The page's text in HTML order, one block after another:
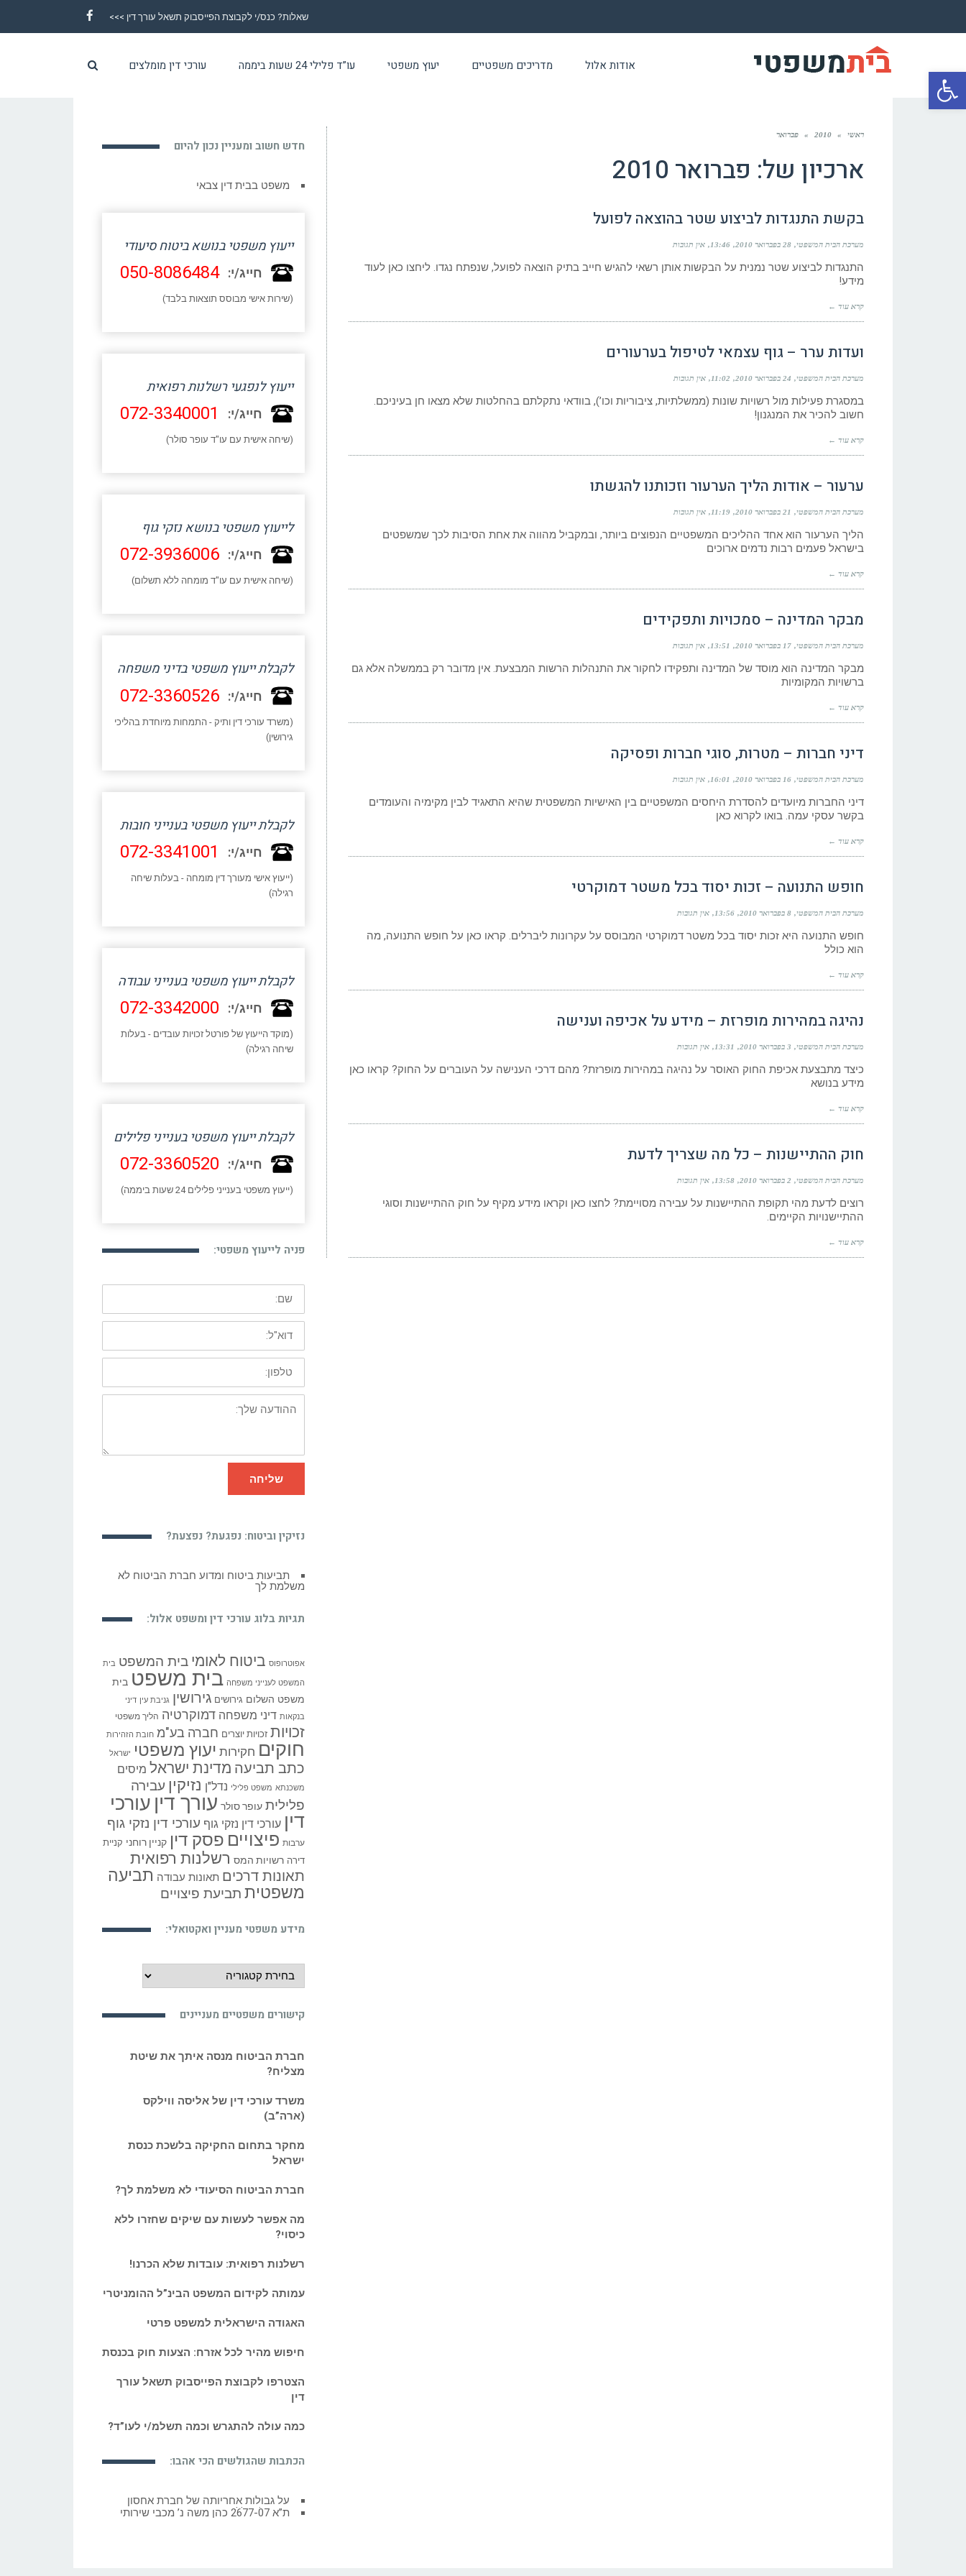
פתח סרגל נגישות
שאלות? כנס/י לקבוצת הפייסבוק תשאל עורך דין >>>
Facebook
אודות אלול מדריכים משפטיים יעוץ משפטי עו”ד פלילי 24 שעות ביממה עורכי דין מומלצים
ראשי »
2010
» פברואר
ארכיון של: פברואר 2010
בקשת התנגדות לביצוע שטר בהוצאה לפועל
מערכת הבית המשפטי 28 בפברואר 2010 13:46 אין תגובות
התנגדות לביצוע שטר נמנית על הבקשות אותן רשאי להגיש חייב בתיק הוצאה לפועל, שנפתח נגדו. ליחצו כאן לעוד
מידע!
קרא עוד ←
ועדות ערר – גוף עצמאי לטיפול בערעורים
מערכת הבית המשפטי 24 בפברואר 2010 11:02 אין תגובות
במסגרת פעילות מול רשויות שונות (ממשלתיות, ציבוריות וכו’), בוודאי נתקלתם בהחלטות שלא מצאו חן בעיניכם.
חשוב להכיר את המנגנון!
קרא עוד ←
ערעור – אודות הליך הערעור וזכותנו להגשתו
מערכת הבית המשפטי 21 בפברואר 2010 11:19 אין תגובות
הליך הערעור הוא אחד ההליכים המשפטיים הנפוצים ביותר, ובמקביל מהווה את אחת הסיבות לכך שמשפטים
בישראל פעמים רבות נדמים ארוכים
קרא עוד ←
מבקר המדינה – סמכויות ותפקידים
מערכת הבית המשפטי 17 בפברואר 2010 13:51 אין תגובות
מבקר המדינה הוא מוסד של המדינה ותפקידו לחקור את התנהלות הרשות המבצעת. אין מדובר רק בממשלה אלא גם
ברשויות המקומיות
קרא עוד ←
דיני חברות – מטרות, סוגי חברות ופסיקה
מערכת הבית המשפטי 16 בפברואר 2010 16:01 אין תגובות
דיני החברות מיועדים להסדרת היחסים המשפטיים בין האישיות המשפטית שהיא התאגיד לבין מקימיה והעומדים
בקשר עסקי עמה. בואו לקרוא כאן
קרא עוד ←
חופש התנועה – זכות יסוד בכל משטר דמוקרטי
מערכת הבית המשפטי 8 בפברואר 2010 13:56 אין תגובות
חופש התנועה היא זכות יסוד בכל משטר דמוקרטי המבוסס על עקרונות ליברלים. קראו כאן על חופש התנועה, מה
הוא כולל
קרא עוד ←
נהיגה במהירות מופרזת – מידע על אכיפה וענישה
מערכת הבית המשפטי 3 בפברואר 2010 13:31 אין תגובות
כיצד מתבצעת אכיפת החוק האוסר על נהיגה במהירות מופרזת? מהם דרכי הענישה על העוברים על החוק? קראו כאן
מידע בנושא
קרא עוד ←
חוק ההתיישנות – כל מה שצריך לדעת
מערכת הבית המשפטי 2 בפברואר 2010 13:58 אין תגובות
רוצים לדעת מהי תקופת ההתיישנות על עבירה מסויימת? לחצו כאן וקראו מידע מקיף על חוק ההתיישנות וסוגי
ההתיישנויות הקיימים.
קרא עוד ←
חדש חשוב ומעניין נכון להיום
משפט בבית דין צבאי
ייעוץ משפטי בנושא ביטוח סיעודי
חייג/י: 050-8086484
(שירות אישי מבוסס תוצאות בלבד)
ייעוץ לנפגעי רשלנות רפואית
חייג/י: 072-3340001
(שיחה אישית עם עו"ד עופר סולר)
לייעוץ משפטי בנושא נזקי גוף
חייג/י: 072-3936006
(שיחה אישית עם עו"ד מומחה ללא תשלום)
לקבלת ייעוץ משפטי בדיני משפחה
חייג/י: 072-3360526
(משרד עורכי דין ותיק - התמחות מיוחדת בהליכי
גירושין)
לקבלת ייעוץ משפטי בענייני חובות
חייג/י: 072-3341001
(ייעוץ אישי מעורך דין מומחה - בעלות שיחה
רגילה)
לקבלת ייעוץ משפטי בענייני עבודה
חייג/י: 072-3342000
(מוקד הייעוץ של פורטל זכויות עובדים - בעלות
שיחה רגילה)
לקבלת ייעוץ משפטי בענייני פלילים
חייג/י: 072-3360520
(ייעוץ משפטי בענייני פלילים 24 שעות ביממה)
פניה לייעוץ משפטי:
שם:
דוא"ל:
טלפון:
ההודעה
שלך:
שליחה
נזיקין וביטוח: נפגעת? נפצעת?
כל מה צריך לדעת על לידה בימי קורונה
ביטוח לאומי
בית משפט
משפט השלום גירושים גירושין
דיני משפחה דמוקרטיה הליך משפטי
זכויות חברה בע"מ
חוקים חקירות יעוץ משפטי
כתב תביעה מדינת ישראל מיסים
נדל"ן נזיקין עבירה
פלילית
עורך דיןעורכי
דין עורכי דין נזקי גוף עורכי דין נזקי גוף
ערבות פיצוייםפסק דין קניין רוחני
קניית
רשויות המס רשלנות רפואית
תאונות דרכים תאונות עבודה תביעה
משפטית תביעת פיצויים
משפטי
מעניין
מצליח?
(ארה”ב)
ישראל
כיסוי?
דין
בריאות ואח’